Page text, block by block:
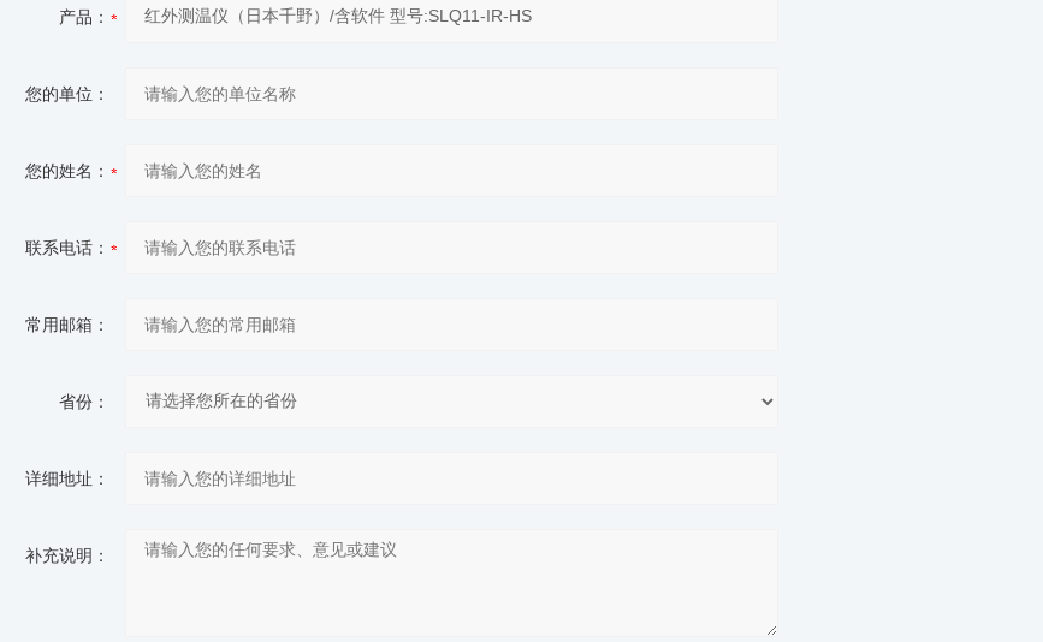
产品：
您的单位：
您的姓名：
联系电话：
常用邮箱：
省份：
详细地址：
补充说明：